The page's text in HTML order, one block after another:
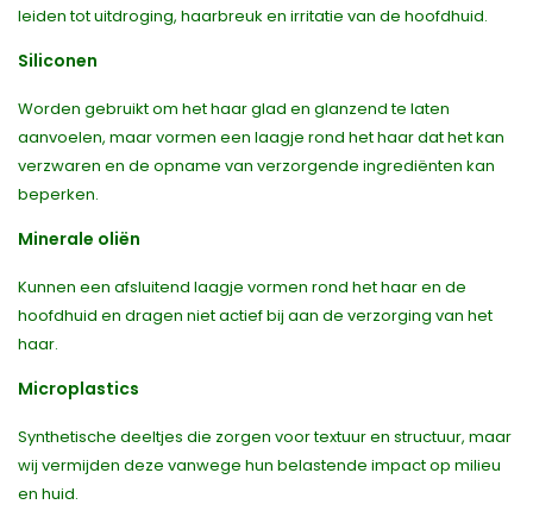
leiden tot uitdroging, haarbreuk en irritatie van de hoofdhuid.
Siliconen
Worden gebruikt om het haar glad en glanzend te laten
aanvoelen, maar vormen een laagje rond het haar dat het kan
verzwaren en de opname van verzorgende ingrediënten kan
beperken.
Minerale oliën
Kunnen een afsluitend laagje vormen rond het haar en de
hoofdhuid en dragen niet actief bij aan de verzorging van het
haar.
Microplastics
Synthetische deeltjes die zorgen voor textuur en structuur, maar
wij vermijden deze vanwege hun belastende impact op milieu
en huid.